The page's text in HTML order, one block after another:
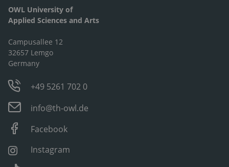
OWL University of
Applied Sciences and Arts
Campusallee 12
32657 Lemgo
Germany
+49 5261 702 0
info@th-owl.de
Facebook
Instagram